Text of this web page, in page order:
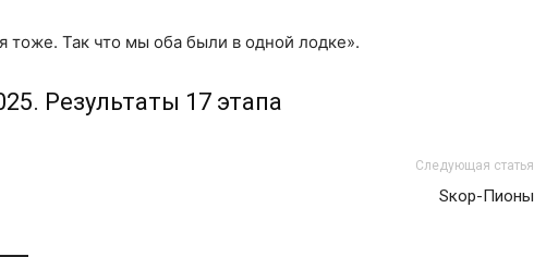
тоже. Так что мы оба были в одной лодке».
Результаты 17 этапа
Следующая статья
Sкор-Пионы